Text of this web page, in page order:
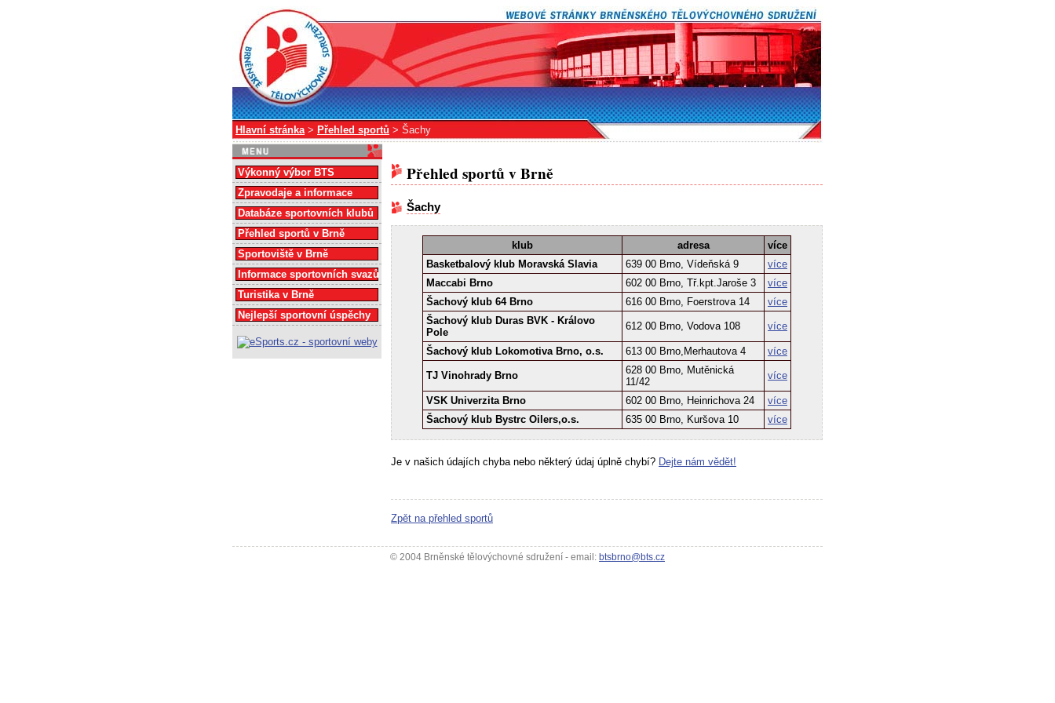
Hlavní stránka> Přehled sportů > Šachy
Přehled sportů v Brně
Šachy
klub adresa
více
Basketbalový klub Moravská Slavia
639 00 Brno, Vídeňská 9
více
Maccabi Brno
602 00 Brno, Tř.kpt.Jaroše 3
více
Šachový klub 64 Brno
616 00 Brno, Foerstrova 14
více
Šachový klub Duras BVK - Královo
Pole
612 00 Brno, Vodova 108 více
Šachový klub Lokomotiva Brno, o.s. 613 00 Brno,Merhautova 4 více
TJ Vinohrady Brno
628 00 Brno, Mutěnická
11/42
více
VSK Univerzita Brno 602 00 Brno, Heinrichova 24
více
Šachový klub Bystrc Oilers,o.s.
635 00 Brno, Kuršova 10 více
Je v našich údajích chyba nebo některý údaj úplně chybí? Dejte nám vědět!
Zpět na přehled sportů
Výkonný výbor BTS
Zpravodaje a informace
Databáze sportovních klubů
Přehled sportů v Brně
Sportoviště v Brně
Informace sportovních svazů
Turistika v Brně
Nejlepší sportovní úspěchy
© 2004 Brněnské tělovýchovné sdružení - email: btsbrno@bts.cz